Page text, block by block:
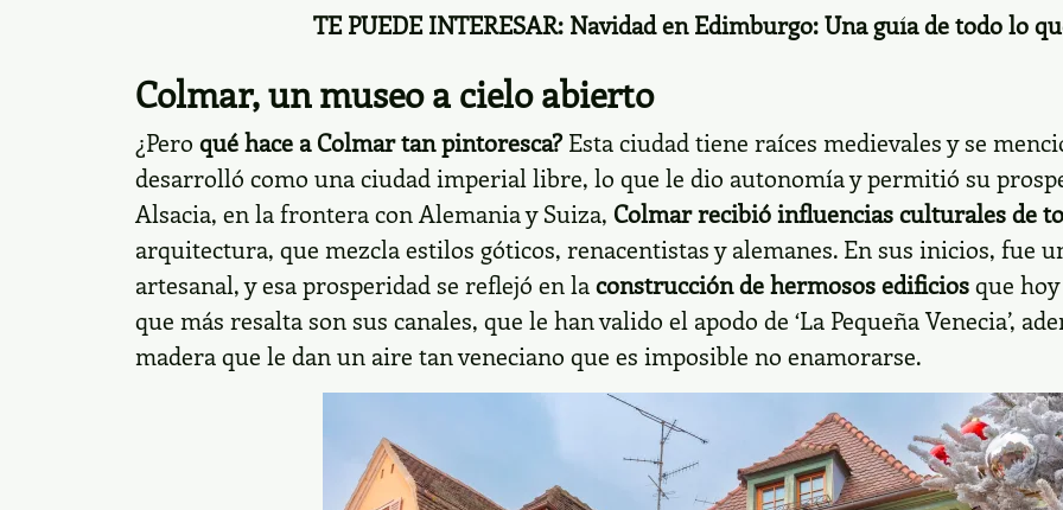
TE PUEDE INTERESAR: Navidad en Edimburgo: Una guía de todo lo
Colmar, un museo a cielo abierto
¿Pero qué hace aColmartan pintoresca? Esta ciudad tiene raíces medievales y se
desarrolló como una ciudad imperial libre, lo que le dio autonomía y permitió su
Alsacia, en la frontera con Alemania y Suiza, Colmar recibió influencias culturales de
arquitectura, que mezcla estilos góticos, renacentistas y alemanes. En sus inicios, fue
artesanal, y esa prosperidad se reflejó en laconstrucción de hermosos edificiosque
que más resalta son sus canales, que le han valido el apodo de ‘La Pequeña Venecia’,
madera que le dan un aire tan veneciano que es imposible no enamorarse.